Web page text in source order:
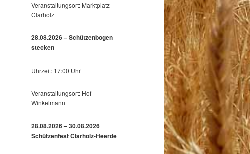
Veranstaltungsort: Marktplatz
Clarholz
28.08.2026 – Schützenbogen
stecken
Uhrzeit: 17:00 Uhr
Veranstaltungsort: Hof
Winkelmann
28.08.2026 – 30.08.2026
Schützenfest Clarholz-Heerde